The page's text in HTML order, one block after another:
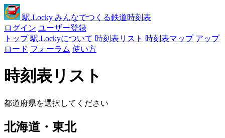
駅.Locky みんなでつくる鉄道時刻表
ログイン ユーザー登録
トップ 駅.Lockyについて 時刻表リスト 時刻表マップ アップ
ロード フォーラム 使い方
時刻表リスト
都道府県を選択してください
北海道・東北